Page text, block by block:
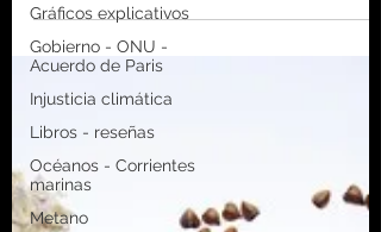
Gráficos explicativos
Gobierno - ONU -
Acuerdo de Paris
Injusticia climática
Libros - reseñas
Océanos - Corrientes
marinas
Metano
insectos.